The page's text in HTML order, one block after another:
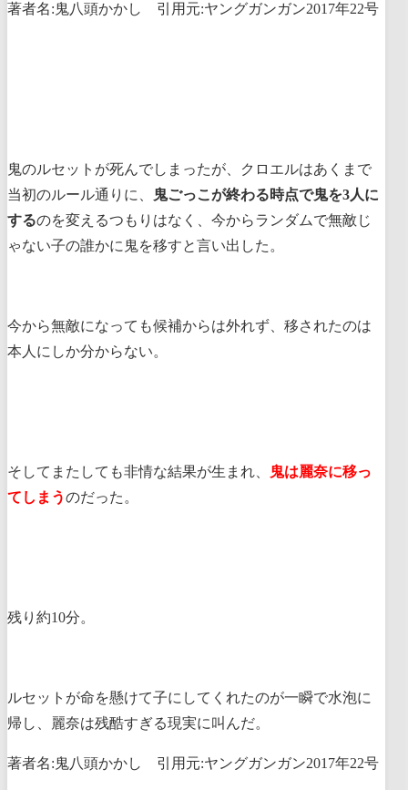
著者名:鬼八頭かかし 引用元:ヤングガンガン2017年22号
鬼のルセットが死んでしまったが、クロエルはあくまで
当初のルール通りに、
鬼ごっこが終わる時点で鬼を3人に
するのを変えるつもりはなく、今からランダムで無敵じ
ゃない子の誰かに鬼を移すと言い出した。
今から無敵になっても候補からは外れず、移されたのは
本人にしか分からない。
そしてまたしても非情な結果が生まれ、
鬼は麗奈に移っ
てしまうのだった。
残り約10分。
ルセットが命を懸けて子にしてくれたのが一瞬で水泡に
帰し、麗奈は残酷すぎる現実に叫んだ。
著者名:鬼八頭かかし 引用元:ヤングガンガン2017年22号